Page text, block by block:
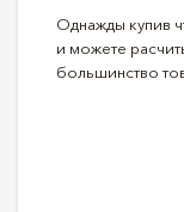
Однажды купив
и можете
большинство